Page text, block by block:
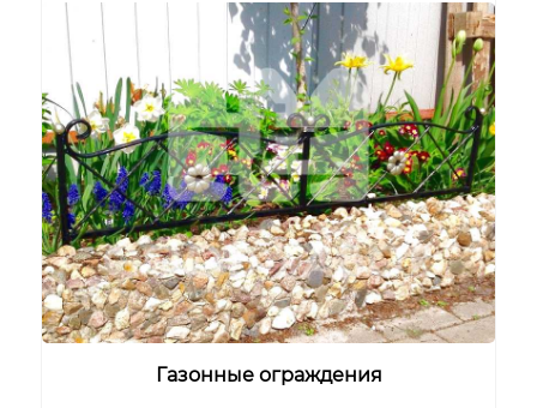
Газонные ограждения